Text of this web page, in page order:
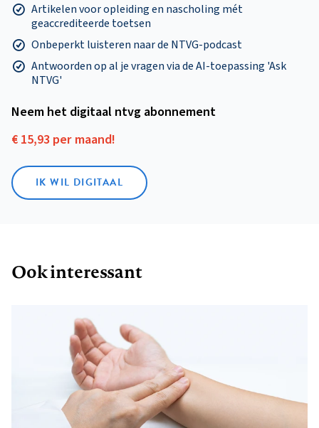
Artikelen voor opleiding en nascholing mét
geaccrediteerde toetsen
Onbeperkt luisteren naar de NTVG-podcast
Antwoorden op al je vragen via de AI-toepassing 'Ask
NTVG'
Neem het digitaal ntvg abonnement
€ 15,93 per maand!
IK WIL DIGITAAL
Ook interessant